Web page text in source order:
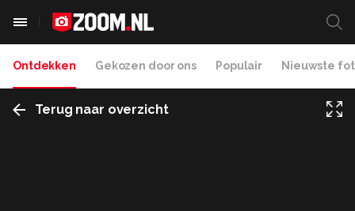
Ontdekken Gekozen door ons Populair Nieuwste
Terug naar overzicht